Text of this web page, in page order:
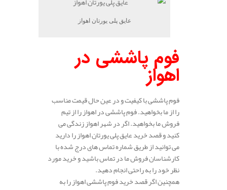
عایق پلی یورتان اهواز
فوم پاششی در
اهواز
فوم پاششی با کیفیت و در عین حال قیمت مناسب
را از ما بخواهید. فوم پاششی در اهواز را از تیم
فروش ما بخواهید. اگر در شهر اهواز زندگی می
کنید و قصد خرید عایق پلی یورتان اهواز را دارید
می توانید از طریق شماره تماس های درج شده با
کارشناسان فروش ما در تماس باشید و خرید مورد
نظر خود را به راحتی انجام دهید.
همچنین اگر قصد خرید فوم پاششی اهواز را به